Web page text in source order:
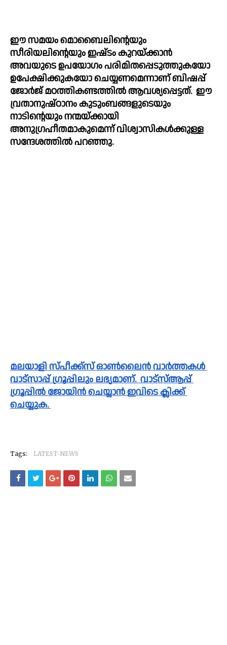
ഈ സമയം മൊബൈലിന്റെയും
സീരിയലിന്റെയും ഇഷ്‌ടം കുറയ്‌ക്കാന്‍
അവയുടെ ഉപയോഗം പരിമിതപ്പെടുത്തുകയോ
ഉപേക്ഷിക്കുകയോ ചെയ്യണമെന്നാണ് ബിഷപ്പ്
ജോര്‍ജ് മഠത്തികണ്ടത്തില്‍ ആവശ്യപ്പെട്ടത്.  ഈ
വ്രതാനുഷ്ഠാനം കുടുംബങ്ങളുടെയും
നാടിന്റെയും നന്മയ്ക്കായി
അനുഗ്രഹീതമാകുമെന്ന് വിശ്വാസികൾക്കുള്ള
സന്ദേശത്തിൽ പറഞ്ഞു.
മലയാളി സ്പീക്ക്സ്‌ ഓൺലൈൻ വാർത്തകൾ
വാട്സാപ്പ് ഗ്രൂപ്പിലും ലഭ്യമാണ്.  വാട്സ്ആപ്പ്
ഗ്രൂപ്പിൽ ജോയിൻ ചെയ്യാൻ ഇവിടെ ക്ലിക്ക്
ചെയ്യുക.
Tags: LATEST-NEWS